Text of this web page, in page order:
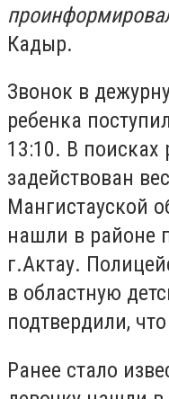
Кадыр.
Звонок в
ребенка
13:10. В поисках
задействован
Мангистауской
нашли в районе
г.Актау.
в областную
подтвердили,
Ранее стало